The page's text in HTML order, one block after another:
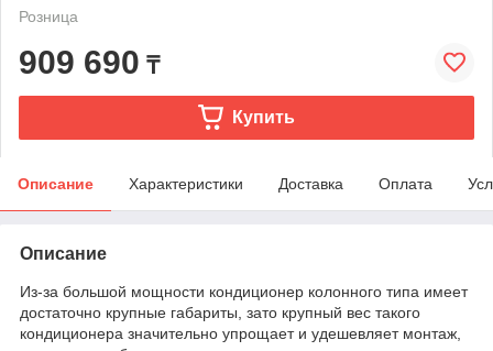
Розница
909 690 ₸
Купить
Описание Характеристики Доставка Оплата
Описание
Из-за большой мощности кондиционер колонного типа имеет
достаточно крупные габариты, зато крупный вес такого
кондиционера значительно упрощает и удешевляет монтаж,